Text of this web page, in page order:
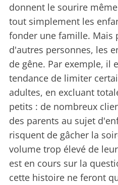
donnent le sourire
tout simplement les
fonder une famille. Mais
d'autres personnes, les
de gêne. Par exemple, il
tendance de limiter
adultes, en excluant
petits : de nombreux
des parents au sujet
risquent de gâcher la
volume trop élevé de
est en cours sur la
cette histoire ne feront